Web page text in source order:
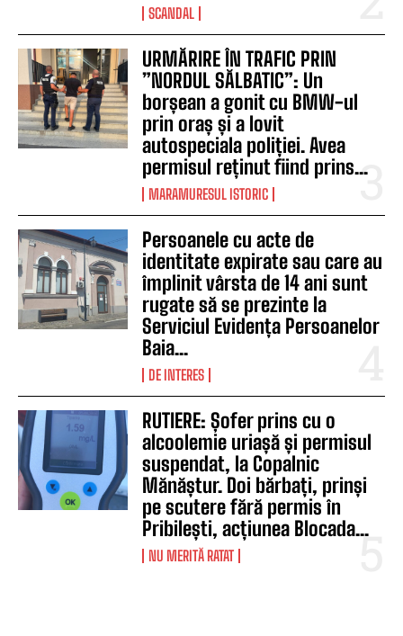
SCANDAL
URMĂRIRE ÎN TRAFIC PRIN
”NORDUL SĂLBATIC”: Un
borșean a gonit cu BMW-ul
prin oraș și a lovit
autospeciala poliției. Avea
permisul reținut fiind prins...
MARAMURESUL ISTORIC
Persoanele cu acte de
identitate expirate sau care au
împlinit vârsta de 14 ani sunt
rugate să se prezinte la
Serviciul Evidența Persoanelor
Baia...
DE INTERES
RUTIERE: Șofer prins cu o
alcoolemie uriașă și permisul
suspendat, la Copalnic
Mănăștur. Doi bărbați, prinși
pe scutere fără permis în
Pribilești, acțiunea Blocada...
NU MERITĂ RATAT